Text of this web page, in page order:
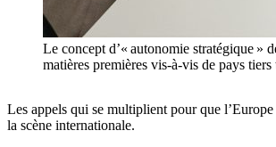
Le concept d’« autonomie stratégique »
matières premières vis-à-vis de pays
Les appels qui se multiplient pour que
la scène internationale.